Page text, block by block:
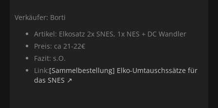
Verkäufer: Borti
Artikel: Elkosatz 2x SNES, 1x NES + DC Wandler
Preis: ca 21-22€
Fazit: s.O.
Link:[Sammelbestellung] Elko-Umtauschssätze für
das SNES